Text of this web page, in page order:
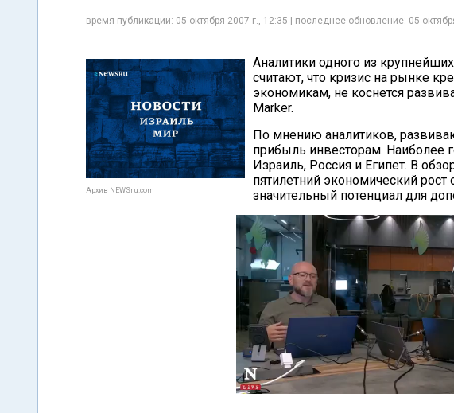
время публикации: 05 октября 2007 г., 12:35 | последнее обновление: 05
Архив NEWSru.com
Аналитики одного из
считают, что кризис на рынке
экономикам, не коснется
Marker.
По мнению аналитиков,
прибыль инвесторам. Наиболее
Израиль, Россия и Египет. В
пятилетний экономический
значительный потенциал для